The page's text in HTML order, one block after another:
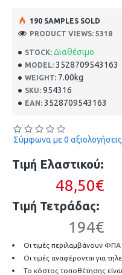
STOCK: Διαθέσιμο
MODEL: 3528709543163
WEIGHT: 7.00kg
SKU: 954316
EAN: 3528709543163
190 SAMPLES SOLD
PRODUCT VIEWS: 5318
Σύμφωνα με 0
Τιμή Ελαστικού:
48,50€
Τιμή Τετράδας:
194€
Οι τιμές περιλαμβάνουν ΦΠΑ
Οι τιμές αναφέρονται για
Το κόστος τοποθέτησης